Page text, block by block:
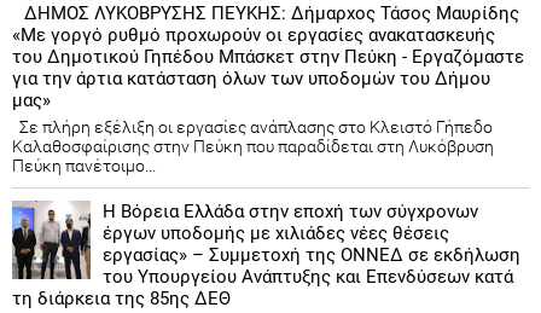
ΔΗΜΟΣ ΛΥΚΟΒΡΥΣΗΣ ΠΕΥΚΗΣ: Δήμαρχος Τάσος Μαυρίδης
«Με γοργό ρυθμό προχωρούν οι εργασίες ανακατασκευής
του Δημοτικού Γηπέδου Μπάσκετ στην Πεύκη - Εργαζόμαστε
για την άρτια κατάσταση όλων των υποδομών του Δήμου
μας»
Σε πλήρη εξέλιξη οι εργασίες ανάπλασης στο Κλειστό Γήπεδο
Καλαθοσφαίρισης στην Πεύκη που παραδίδεται στη Λυκόβρυση
Πεύκη πανέτοιμο...
Η Βόρεια Ελλάδα στην εποχή των σύγχρονων
έργων υποδομής με χιλιάδες νέες θέσεις
εργασίας» – Συμμετοχή της ΟΝΝΕΔ σε εκδήλωση
του Υπουργείου Ανάπτυξης και Επενδύσεων κατά
τη διάρκεια της 85ης ΔΕΘ